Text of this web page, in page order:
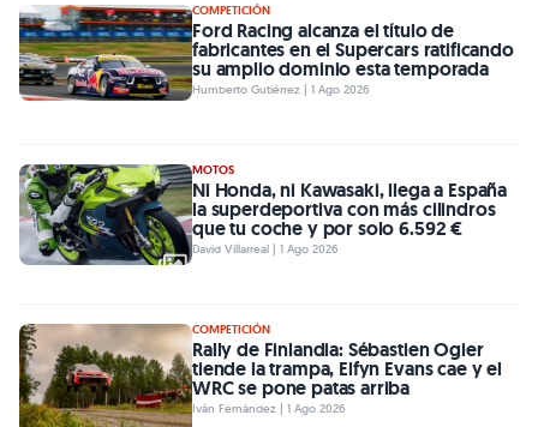
COMPETICIÓN
Ford Racing alcanza el título de
fabricantes en el Supercars ratificando
su amplio dominio esta temporada
Humberto Gutiérrez | 1 Ago 2026
MOTOS
Ni Honda, ni Kawasaki, llega a España
la superdeportiva con más cilindros
que tu coche y por solo 6.592 €
David Villarreal | 1 Ago 2026
COMPETICIÓN
Rally de Finlandia: Sébastien Ogier
tiende la trampa, Elfyn Evans cae y el
WRC se pone patas arriba
Iván Fernández | 1 Ago 2026